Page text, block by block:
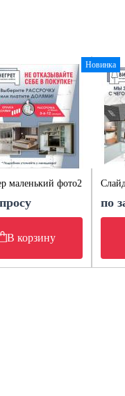
маленький фото2
В корзину
Новинка
по